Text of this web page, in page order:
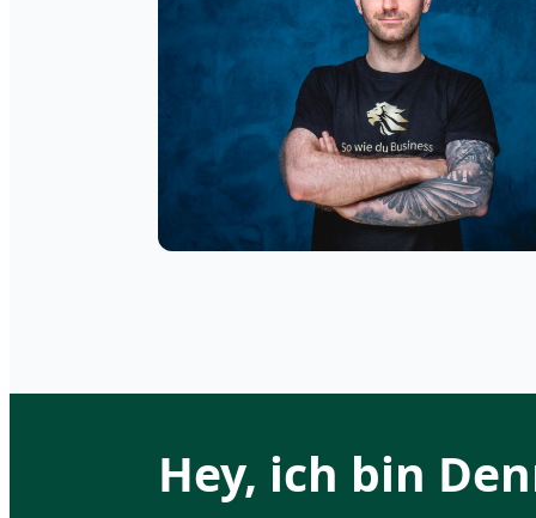
Hey, ich bin